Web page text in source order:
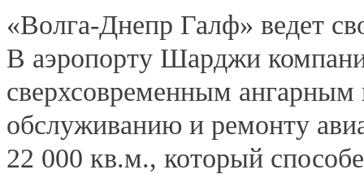
«Волга-Днепр Галф» ведет
В аэропорту Шарджи
сверхсовременным
обслуживанию и ремонту
22 000 кв.м., который